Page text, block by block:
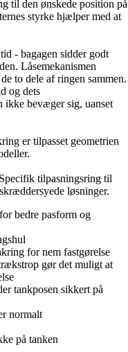
til den ønskede position på
styrke hjælper med at
- bagagen sidder godt
Låsemekanismen
to dele af ringen sammen.
og dets
ikke bevæger sig, uanset
er tilpasset geometrien
tilpasningsring til
løsninger.
bedre pasform og
for nem fastgørelse
gør det muligt at
tankposen sikkert på
normalt
på tanken